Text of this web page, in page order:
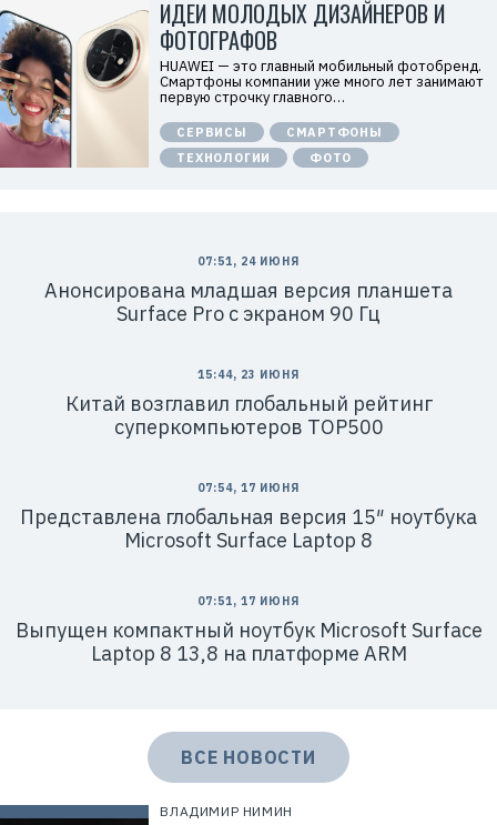
ВЛАДИМИР НИМИН
07:51, 24 ИЮНЯ
Анонсирована младшая версия планшета
Surface Pro с экраном 90 Гц
15:44, 23 ИЮНЯ
Китай возглавил глобальный рейтинг
суперкомпьютеров TOP500
07:54, 17 ИЮНЯ
Представлена глобальная версия 15″ ноутбука
Microsoft Surface Laptop 8
07:51, 17 ИЮНЯ
Выпущен компактный ноутбук Microsoft Surface
Laptop 8 13,8 на платформе ARM
ВСЕ НОВОСТИ
О
«
х
к
м
п
а
н
й
»
И
7
1
4
0
4
ИДЕИ МОЛОДЫХ ДИЗАЙНЕРОВ И
ФОТОГРАФОВ
HUAWEI — это главный мобильный фотобренд.
Смартфоны компании уже много лет занимают
первую строчку главного…
СЕРВИСЫ
СМАРТФОНЫ
ТЕХНОЛОГИИ
ФОТО